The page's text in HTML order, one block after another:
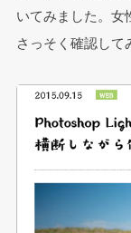
いてみました。女
さっそく確認して